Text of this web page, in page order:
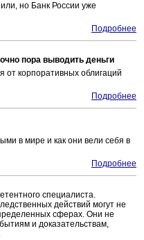
но Банк России уже
Подробнее
пора выводить деньги
от корпоративных облигаций
Подробнее
в мире и как они вели себя в
Подробнее
специалиста.
действий могут не
сферах. Они не
и доказательствам,